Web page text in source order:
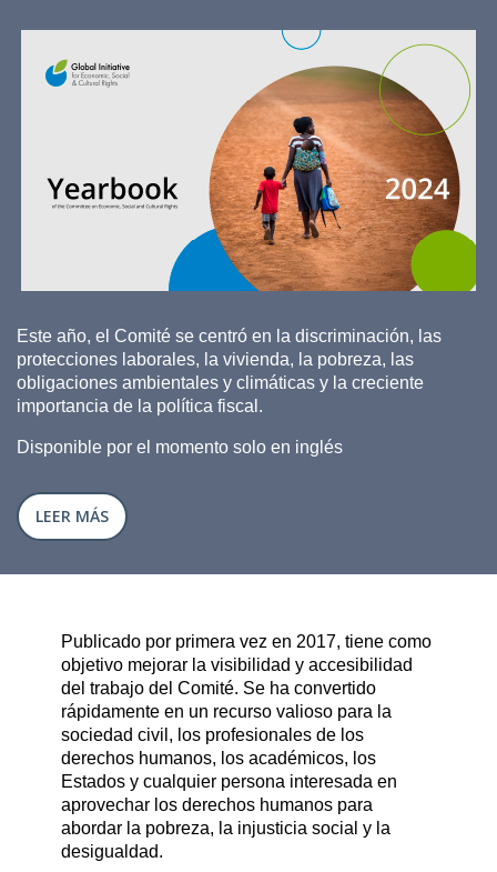
Este año, el Comité se centró en la discriminación, las
protecciones laborales, la vivienda, la pobreza, las
obligaciones ambientales y climáticas y la creciente
importancia de la política fiscal.
Disponible por el momento solo en inglés
LEER MÁS
Publicado por primera vez en 2017, tiene como
objetivo mejorar la visibilidad y accesibilidad
del trabajo del Comité. Se ha convertido
rápidamente en un recurso valioso para la
sociedad civil, los profesionales de los
derechos humanos, los académicos, los
Estados y cualquier persona interesada en
aprovechar los derechos humanos para
abordar la pobreza, la injusticia social y la
desigualdad.